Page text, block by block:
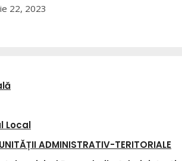
22, 2023
Local
ADMINISTRATIV-TERITORIALE